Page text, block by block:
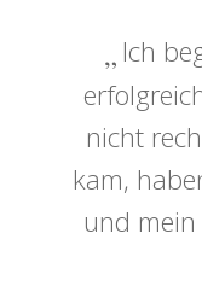
Ich
nicht
kam,
und